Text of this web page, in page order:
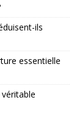
ils
essentielle